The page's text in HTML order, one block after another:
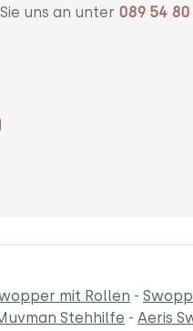
uns an unter 089 54 80
mit Rollen -
Stehhilfe - Aeris